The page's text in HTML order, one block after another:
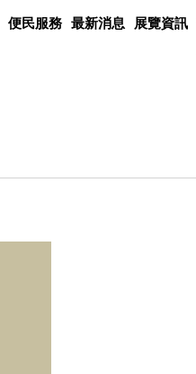
便民服務 最新消息 展覽資訊